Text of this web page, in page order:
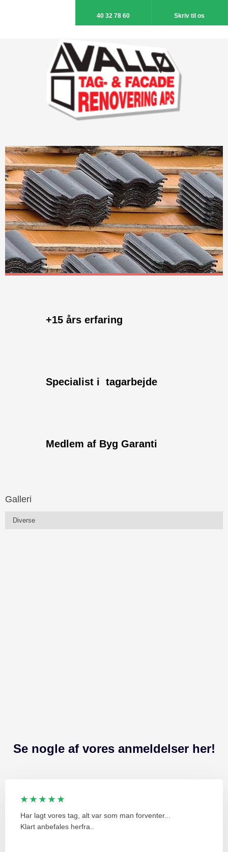
+15 års erfaring
Specialist i tagarbejde
​Medlem af Byg Garanti
Galleri
Diverse
Se nogle af vores anmeldelser her!
★ ★ ★ ★ ★
Har lagt vores tag, alt var som man forventer...
Klart anbefales herfra..
40 32 78 60 Skriv til os